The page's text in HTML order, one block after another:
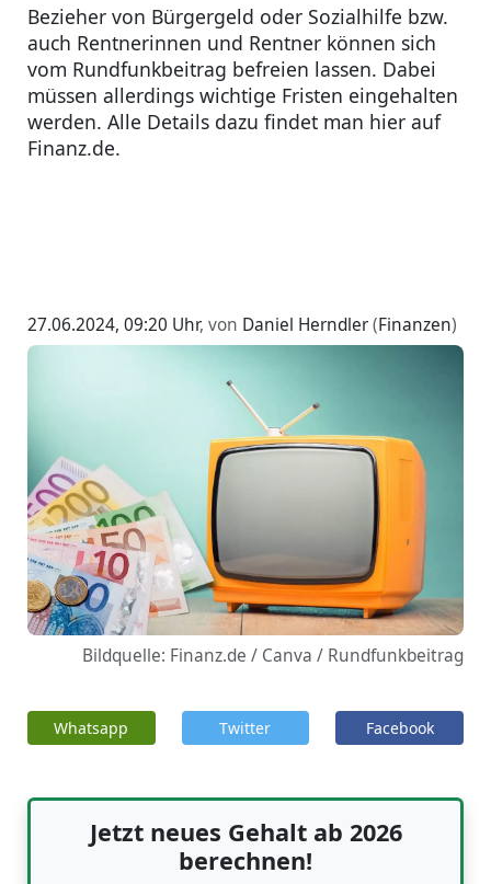
Bezieher von Bürgergeld oder Sozialhilfe bzw.
auch Rentnerinnen und Rentner können sich
vom Rundfunkbeitrag befreien lassen. Dabei
müssen allerdings wichtige Fristen eingehalten
werden. Alle Details dazu findet man hier auf
Finanz.de.
27.06.2024, 09:20 Uhr, von Daniel Herndler(Finanzen)
Bildquelle: Finanz.de / Canva / Rundfunkbeitrag
Whatsapp Twitter Facebook
Jetzt neues Gehalt ab 2026
berechnen!